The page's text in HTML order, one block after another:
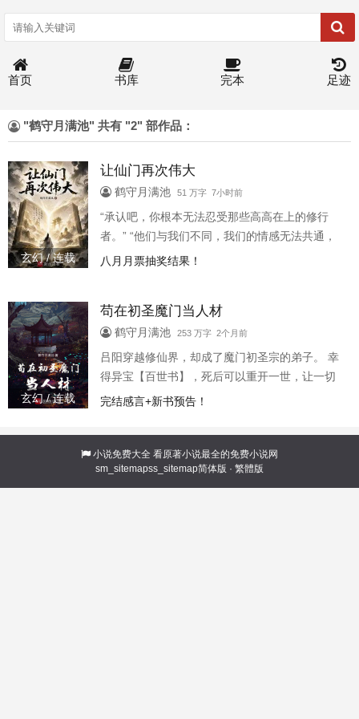
首页 书库 完本 足迹
"鹤守月满池" 共有 "2" 部作品：
玄幻 / 连载
让仙门再次伟大
鹤守月满池 51 万字 7小时前
“承认吧，你根本无法忍受那些高高在上的修行
者。” “他们与我们不同，我们的情感无法共通，
我们的逻辑大不相同，共存绝无可能。”王平话音
的一道道经卷，是他这位书主的修行资粮。 “所以
现在是时候了，我们将战斗！” “在人间战斗，在
梵国战斗，在清虚天战斗，在每一个矢志抗争的
地方战斗！” “哪怕要燃烧大地，焚灭天空。”人
八月月票抽奖结果！
玄幻 / 连载
苟在初圣魔门当人材
鹤守月满池 253 万字 2个月前
吕阳穿越修仙界，却成了魔门初圣宗的弟子。 幸
得异宝【百世书】，死后可以重开一世，让一切
从头再来，还能带回前世的宝物，修为，寿命，
不死不灭。 眼见修仙界乱世将至，吕阳原本决定
先在魔门苟住，一世世苦修，不成仙不出山，奈
何魔门凶险异常，遍地都是人材。第一世，吕阳
惨遭师姐暗算。第二世，好不容易反杀师姐，又
完结感言+新书预告！
小说免费大全 看原著小说最全的免费小说网
sm_sitemapss_sitemap简体版 · 繁體版